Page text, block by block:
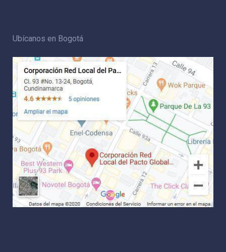
Ubícanos en Bogotá